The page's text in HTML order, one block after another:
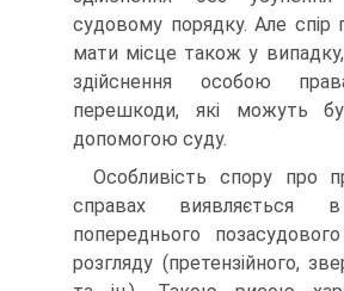
судовому порядку. Але спір
мати місце також у
здійснення особою
перешкоди, які можуть
допомогою суду.
Особливість спору про
справах виявляється
попереднього
розгляду (претензійного,